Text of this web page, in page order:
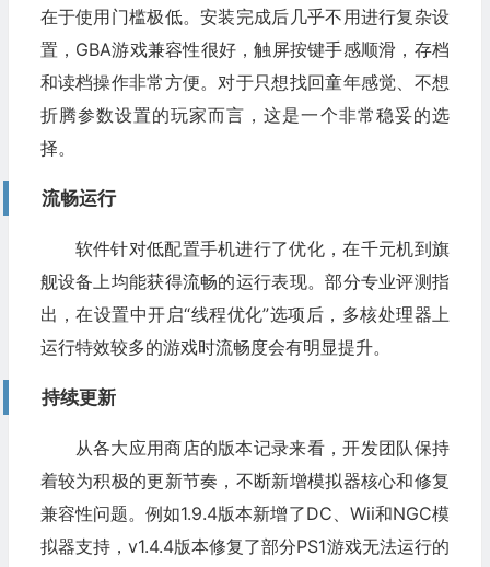
在于使用门槛极低。安装完成后几乎不用进行复杂设
置，GBA游戏兼容性很好，触屏按键手感顺滑，存档
和读档操作非常方便。对于只想找回童年感觉、不想
折腾参数设置的玩家而言，这是一个非常稳妥的选
择。
流畅运行
软件针对低配置手机进行了优化，在千元机到旗
舰设备上均能获得流畅的运行表现。部分专业评测指
出，在设置中开启“线程优化”选项后，多核处理器上
运行特效较多的游戏时流畅度会有明显提升。
持续更新
从各大应用商店的版本记录来看，开发团队保持
着较为积极的更新节奏，不断新增模拟器核心和修复
兼容性问题。例如1.9.4版本新增了DC、Wii和NGC模
拟器支持，v1.4.4版本修复了部分PS1游戏无法运行的